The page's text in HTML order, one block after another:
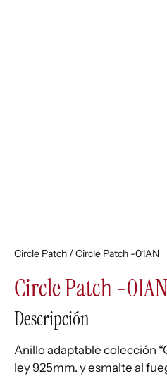
Circle Patch / Circle Patch -01AN
Circle Patch -01AN
Descripción
Anillo adaptable colección
ley 925mm. y esmalte al